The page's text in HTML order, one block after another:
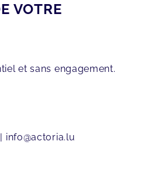
VOTRE
et sans engagement.
| info@actoria.lu